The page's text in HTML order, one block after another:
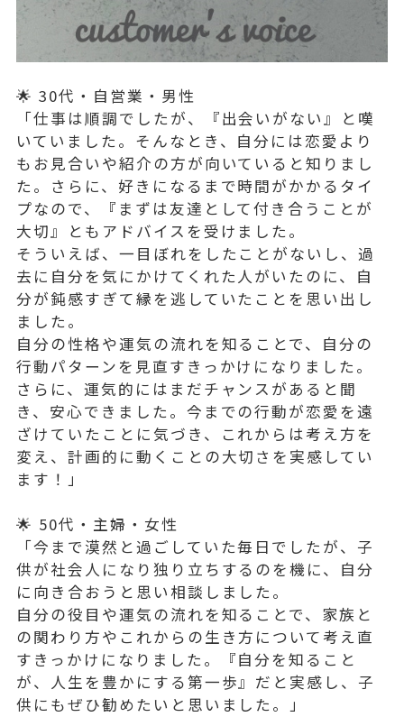
🌟 30代・自営業・男性
「仕事は順調でしたが、『出会いがない』と嘆
いていました。そんなとき、自分には恋愛より
もお見合いや紹介の方が向いていると知りまし
た。さらに、好きになるまで時間がかかるタイ
プなので、『まずは友達として付き合うことが
大切』ともアドバイスを受けました。
そういえば、一目ぼれをしたことがないし、過
去に自分を気にかけてくれた人がいたのに、自
分が鈍感すぎて縁を逃していたことを思い出し
ました。
自分の性格や運気の流れを知ることで、自分の
行動パターンを見直すきっかけになりました。
さらに、運気的にはまだチャンスがあると聞
き、安心できました。今までの行動が恋愛を遠
ざけていたことに気づき、これからは考え方を
変え、計画的に動くことの大切さを実感してい
ます！」
🌟 50代・主婦・女性
「今まで漠然と過ごしていた毎日でしたが、子
供が社会人になり独り立ちするのを機に、自分
に向き合おうと思い相談しました。
自分の役目や運気の流れを知ることで、家族と
の関わり方やこれからの生き方について考え直
すきっかけになりました。『自分を知ること
が、人生を豊かにする第一歩』だと実感し、子
供にもぜひ勧めたいと思いました。」